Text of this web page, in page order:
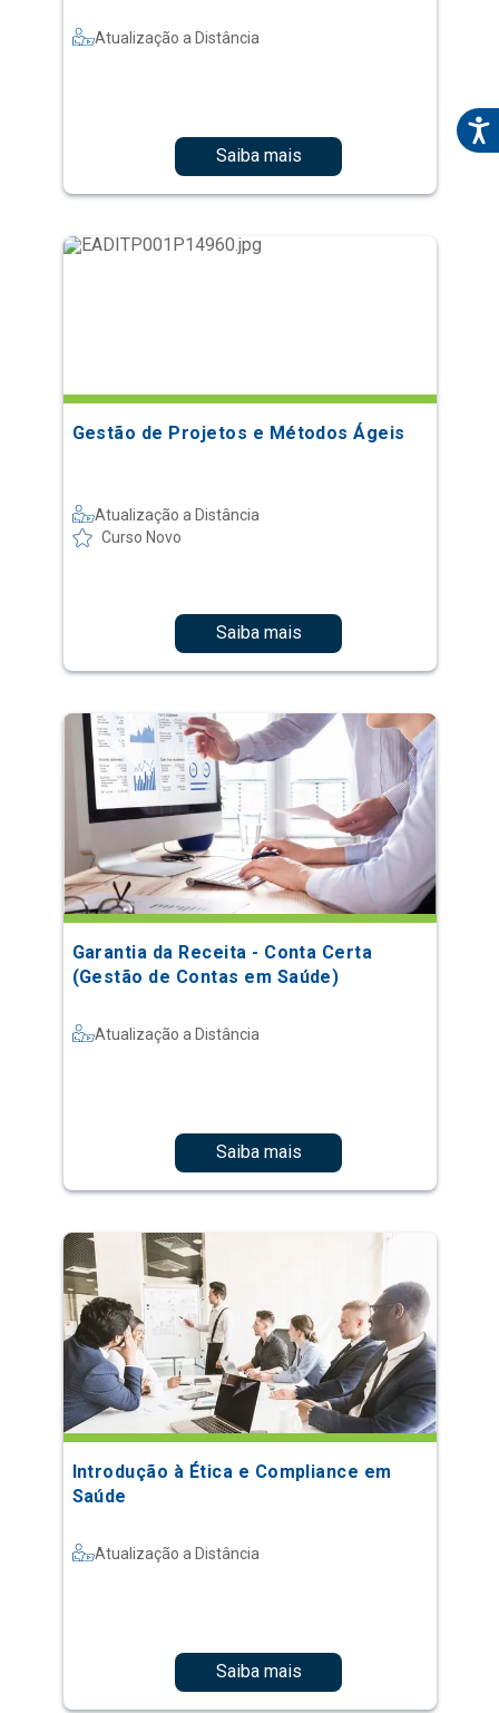
Atualização a Distância
Saiba mais
Gestão de Projetos e Métodos Ágeis
Atualização a Distância
Curso Novo
Saiba mais
Garantia da Receita - Conta Certa
(Gestão de Contas em Saúde)
Atualização a Distância
Saiba mais
Introdução à Ética e Compliance em
Saúde
Atualização a Distância
Saiba mais